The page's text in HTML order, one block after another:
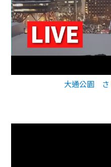
大通公園 さ